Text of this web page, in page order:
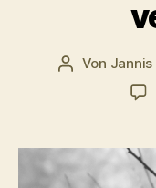
Beitragsautor
Von